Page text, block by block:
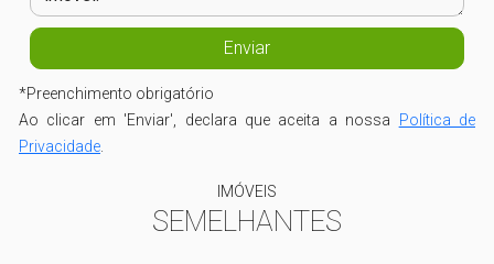
*Preenchimento obrigatório
Ao clicar em 'Enviar', declara que aceita a nossa Política de
Privacidade
IMÓVEIS
SEMELHANTES